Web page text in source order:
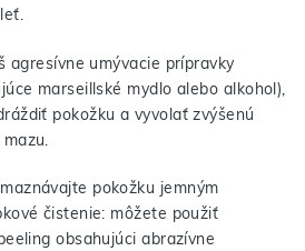
agresívne umývacie prípravky
marseillské mydlo alebo alkohol),
pokožku a vyvolať zvýšenú
pokožku jemným
čistenie: môžete použiť
obsahujúci abrazívne